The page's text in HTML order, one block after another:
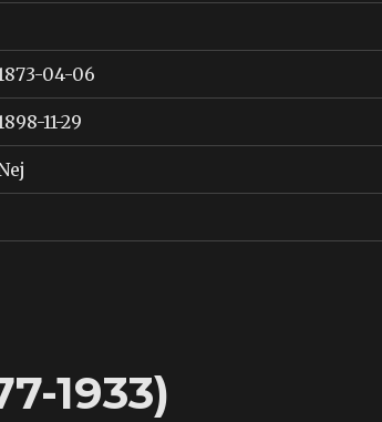
04-06
11-29
1933)